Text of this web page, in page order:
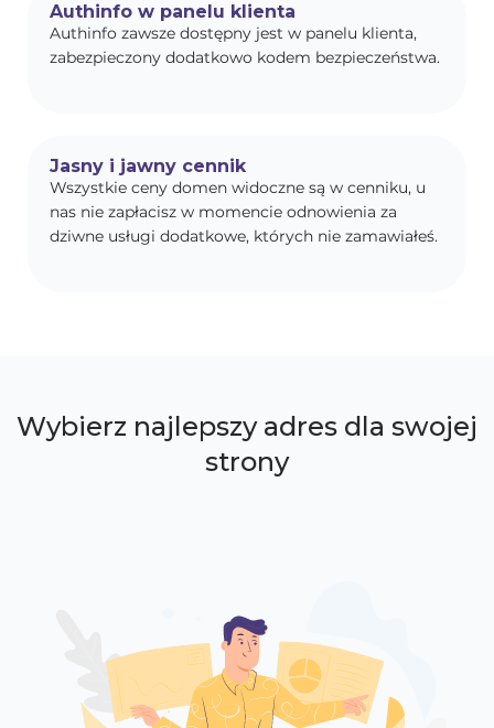
Authinfo w panelu klienta
Authinfo zawsze dostępny jest w panelu klienta,
zabezpieczony dodatkowo kodem bezpieczeństwa.
Jasny i jawny cennik
Wszystkie ceny domen widoczne są w cenniku, u
nas nie zapłacisz w momencie odnowienia za
dziwne usługi dodatkowe, których nie zamawiałeś.
Wybierz najlepszy adres dla swojej
strony